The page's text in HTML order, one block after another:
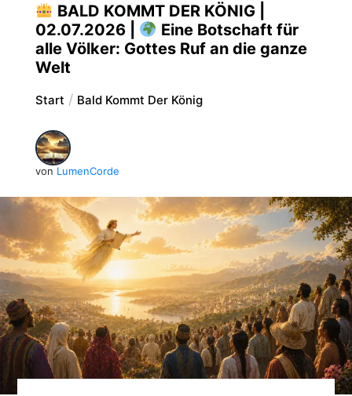
BALD KOMMT DER KÖNIG |
02.07.2026 |
Eine Botschaft für
alle Völker: Gottes Ruf an die ganze
Welt
Start Bald Kommt Der König
von LumenCorde